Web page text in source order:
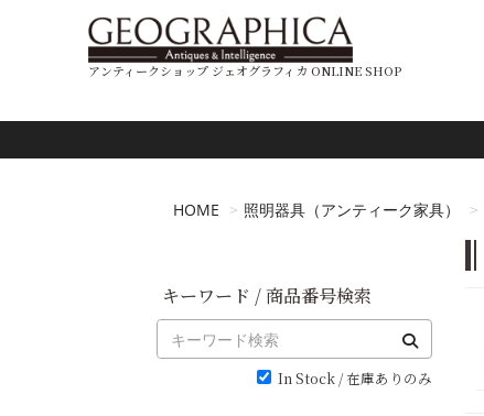
アンティークショップ ジェオグラフィカ ONLINE SHOP
HOME 照明器具（アンティーク家具）
キーワード / 商品番号検索
In Stock / 在庫ありのみ